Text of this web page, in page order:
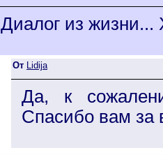
Диалог из
От Lidija
Да, к
Спасибо вам за